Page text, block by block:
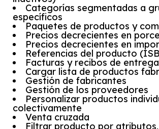
Categorías segmentadas a
específicos
Paquetes de productos y
Precios decrecientes en
Precios decrecientes en
Referencias del producto
Facturas y recibos de
Cargar lista de productos
Gestión de fabricantes
Gestión de los proveedores
Personalizar productos
colectivamente
Venta cruzada
Filtrar producto por